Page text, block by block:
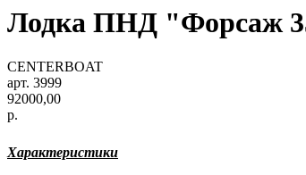
Лодка ПНД "Форсаж
CENTERBOAT
арт. 3999
92000,00
р.
Характеристики